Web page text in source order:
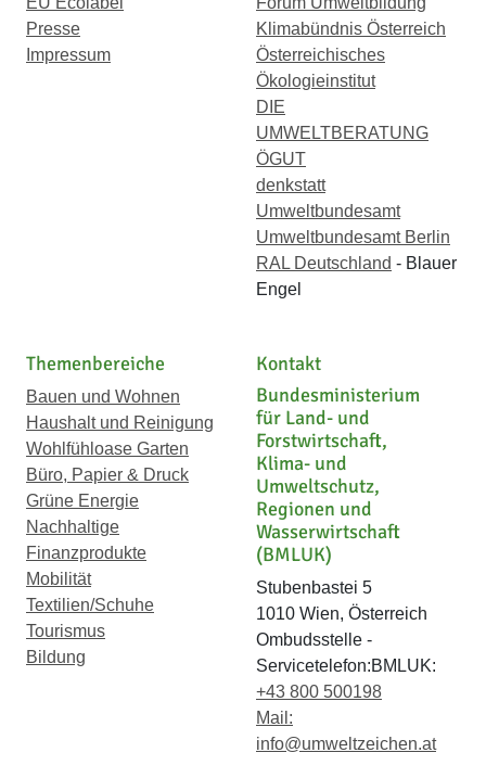
Presse
Impressum
Klimabündnis Österreich
Österreichisches
Ökologieinstitut
DIE
UMWELTBERATUNG
ÖGUT
denkstatt
Umweltbundesamt
Umweltbundesamt Berlin
RAL Deutschland - Blauer
Engel
Themenbereiche
Bauen und Wohnen
Haushalt und Reinigung
Wohlfühloase Garten
Büro, Papier & Druck
Grüne Energie
Nachhaltige
Finanzprodukte
Mobilität
Textilien/Schuhe
Tourismus
Bildung
Kontakt
Bundesministerium
für Land- und
Forstwirtschaft,
Klima- und
Umweltschutz,
Regionen und
Wasserwirtschaft
(BMLUK)
Stubenbastei 5
1010 Wien, Österreich
Ombudsstelle -
Servicetelefon:BMLUK:
+43 800 500198
Mail:
info@umweltzeichen.at